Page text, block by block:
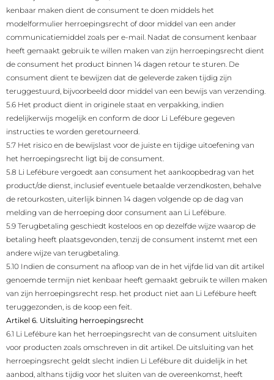
kenbaar maken dient de consument te doen middels het
modelformulier herroepingsrecht of door middel van een ander
communicatiemiddel zoals per e-mail. Nadat de consument kenbaar
heeft gemaakt gebruik te willen maken van zijn herroepingsrecht dient
de consument het product binnen 14 dagen retour te sturen. De
consument dient te bewijzen dat de geleverde zaken tijdig zijn
teruggestuurd, bijvoorbeeld door middel van een bewijs van verzending.
5.6 Het product dient in originele staat en verpakking, indien
redelijkerwijs mogelijk en conform de door Li Lefébure gegeven
instructies te worden geretourneerd.
5.7 Het risico en de bewijslast voor de juiste en tijdige uitoefening van
het herroepingsrecht ligt bij de consument.
5.8 Li Lefébure vergoedt aan consument het aankoopbedrag van het
product/de dienst, inclusief eventuele betaalde verzendkosten, behalve
de retourkosten, uiterlijk binnen 14 dagen volgende op de dag van
melding van de herroeping door consument aan Li Lefébure.
5.9 Terugbetaling geschiedt kosteloos en op dezelfde wijze waarop de
betaling heeft plaatsgevonden, tenzij de consument instemt met een
andere wijze van terugbetaling.
5.10 Indien de consument na afloop van de in het vijfde lid van dit artikel
genoemde termijn niet kenbaar heeft gemaakt gebruik te willen maken
van zijn herroepingsrecht resp. het product niet aan Li Lefébure heeft
teruggezonden, is de koop een feit.
Artikel 6. Uitsluiting herroepingsrecht
6.1 Li Lefébure kan het herroepingsrecht van de consument uitsluiten
voor producten zoals omschreven in dit artikel. De uitsluiting van het
herroepingsrecht geldt slecht indien Li Lefébure dit duidelijk in het
aanbod, althans tijdig voor het sluiten van de overeenkomst, heeft